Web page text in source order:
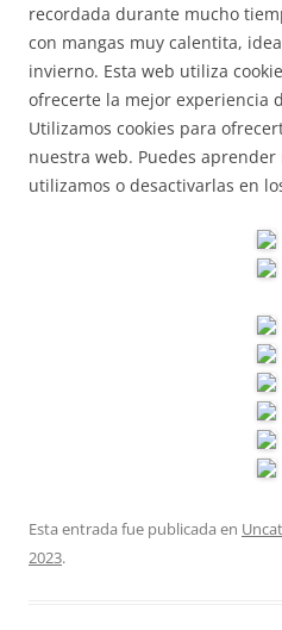
recordada durante mucho
con mangas muy calentita,
invierno. Esta web utiliza
ofrecerte la mejor experiencia
Utilizamos cookies para
nuestra web. Puedes aprender
utilizamos o desactivarlas en
Esta entrada fue publicada en
2023.